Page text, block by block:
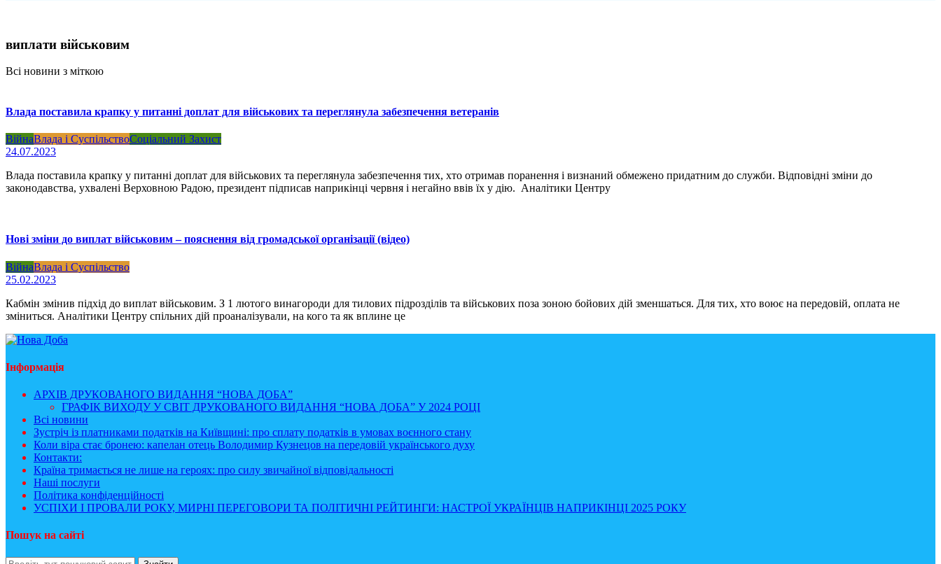
виплати військовим
Всі новини з міткою
Влада поставила крапку у питанні доплат для військових та переглянула забезпечення ветеранів
ВійнаВлада і СуспільствоСоціальний Захист
24.07.2023
Влада поставила крапку у питанні доплат для військових та переглянула забезпечення тих, хто отримав поранення і визнаний обмежено придатним до служби. Відповідні зміни до
законодавства, ухвалені Верховною Радою, президент підписав наприкінці червня і негайно ввів їх у дію. Аналітики Центру
Нові зміни до виплат військовим – пояснення від громадської організації (відео)
ВійнаВлада і Суспільство
25.02.2023
Кабмін змінив підхід до виплат військовим. З 1 лютого винагороди для тилових підрозділів та військових поза зоною бойових дій зменшаться. Для тих, хто воює на передовій, оплата не
зміниться. Аналітики Центру спільних дій проаналізували, на кого та як вплине це
Інформація
АРХІВ ДРУКОВАНОГО ВИДАННЯ “НОВА ДОБА”
ГРАФІК ВИХОДУ У СВІТ ДРУКОВАНОГО ВИДАННЯ “НОВА ДОБА” У 2024 РОЦІ
Всі новини
Зустріч із платниками податків на Київщині: про сплату податків в умовах воєнного стану
Коли віра стає бронею: капелан отець Володимир Кузнецов на передовій українського духу
Контакти:
Країна тримається не лише на героях: про силу звичайної відповідальності
Наші послуги
Політика конфіденційності
УСПІХИ І ПРОВАЛИ РОКУ, МИРНІ ПЕРЕГОВОРИ ТА ПОЛІТИЧНІ РЕЙТИНГИ: НАСТРОЇ УКРАЇНЦІВ НАПРИКІНЦІ 2025 РОКУ
Пошук на сайті